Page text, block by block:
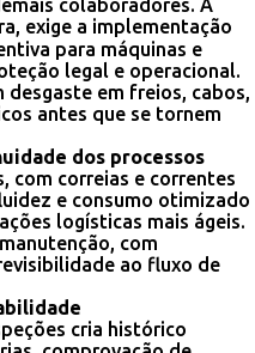
colaboradores. A
exige a implementação
para máquinas e
legal e operacional.
em freios, cabos,
antes que se tornem
dos processos
com correias e correntes
e consumo otimizado
logísticas mais ágeis.
com
ao fluxo de
cria histórico